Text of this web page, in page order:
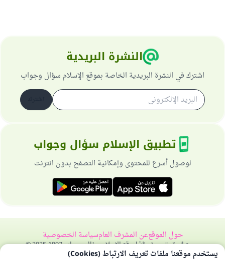
النشرة البريدية
اشترك في النشرة البريدية الخاصة بموقع الإسلام سؤال وجواب
تطبيق الإسلام سؤال وجواب
لوصول أسرع للمحتوى وإمكانية التصفح بدون انترنت
حول الموقععن المشرف العامسياسة الخصوصية
جميع الحقوق محفوظة لموقع الإسلام سؤال وجواب 1997-2025 ©
يستخدم موقعنا ملفات تعريف الارتباط (Cookies)